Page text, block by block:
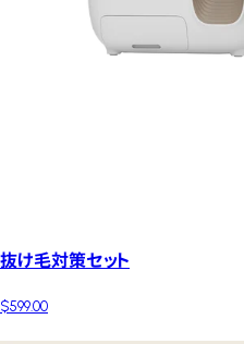
抜け毛対策セット
$599.00